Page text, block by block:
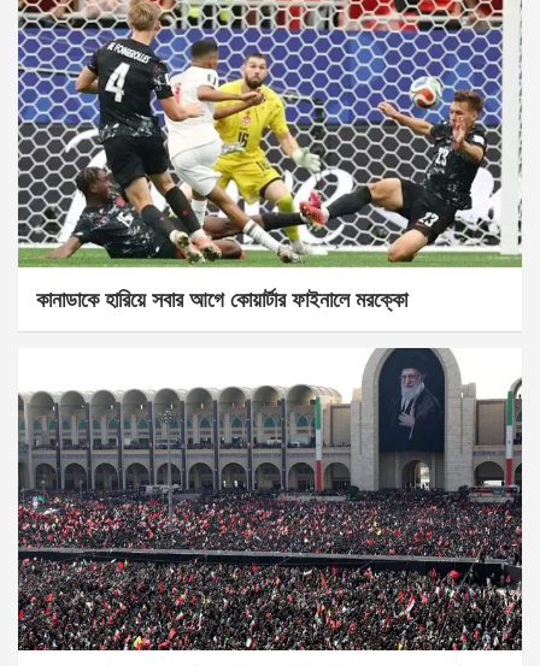
কানাডাকে হারিয়ে সবার আগে কোয়ার্টার ফাইনালে মরক্কো